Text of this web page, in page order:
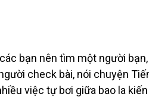
bạn nên tìm một người
check bài, nói chuyện
việc tự bơi giữa bao la